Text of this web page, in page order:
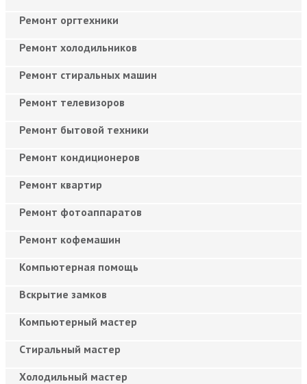
Ремонт оргтехники
Ремонт холодильников
Ремонт стиральных машин
Ремонт телевизоров
Ремонт бытовой техники
Ремонт кондиционеров
Ремонт квартир
Ремонт фотоаппаратов
Ремонт кофемашин
Компьютерная помощь
Вскрытие замков
Компьютерный мастер
Cтиральный мастер
Холодильный мастер